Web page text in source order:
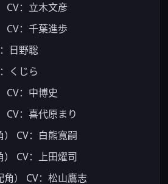
CV：立木文彦
CV：千葉進歩
日野聡
くじら
CV：中博史
CV：喜代原まり
CV：白熊寛嗣
CV：上田燿司
） CV：松山鷹志